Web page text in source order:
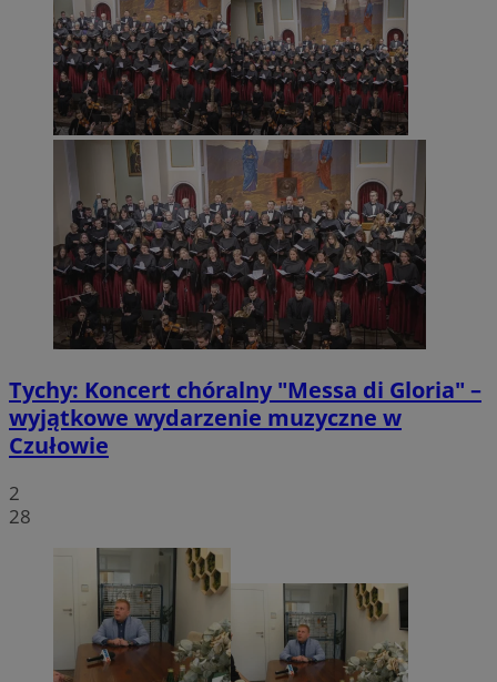
Tychy: Koncert chóralny "Messa di Gloria" –
wyjątkowe wydarzenie muzyczne w
Czułowie
2
28